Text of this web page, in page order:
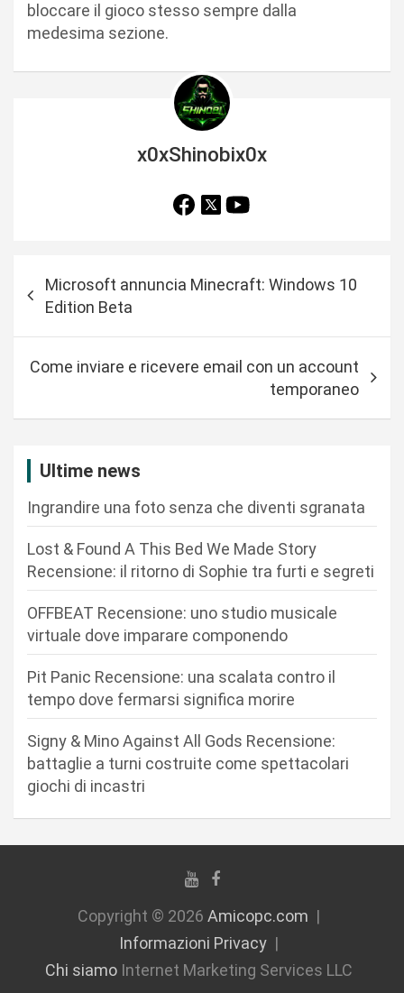
bloccare il gioco stesso sempre dalla
medesima sezione.
x0xShinobix0x
a
Microsoft annuncia Minecraft: Windows 10
Edition Beta
Come inviare e ricevere email con un account
temporaneo
Ultime news
Ingrandire una foto senza che diventi sgranata
Lost & Found A This Bed We Made Story
Recensione: il ritorno di Sophie tra furti e segreti
OFFBEAT Recensione: uno studio musicale
virtuale dove imparare componendo
Pit Panic Recensione: una scalata contro il
tempo dove fermarsi significa morire
Signy & Mino Against All Gods Recensione:
battaglie a turni costruite come spettacolari
giochi di incastri
Copyright © 2026 Amicopc.com
Informazioni Privacy
Chi siamoInternet Marketing Services LLC